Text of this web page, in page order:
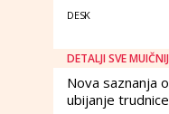
DESK
DETALJI SVE
Nova saznanja
ubijanje